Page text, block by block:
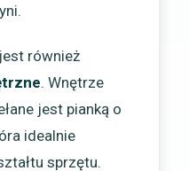
również
. Wnętrze
jest pianką o
idealnie
sprzętu.